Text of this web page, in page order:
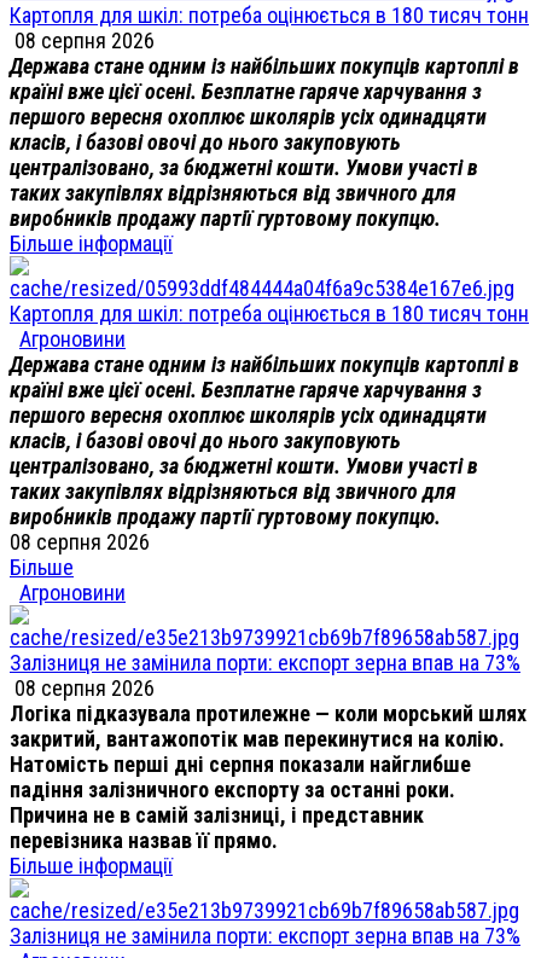
Картопля для шкіл: потреба оцінюється в 180 тисяч тонн
08 серпня 2026
Держава стане одним із найбільших покупців картоплі в
країні вже цієї осені. Безплатне гаряче харчування з
першого вересня охоплює школярів усіх одинадцяти
класів, і базові овочі до нього закуповують
централізовано, за бюджетні кошти. Умови участі в
таких закупівлях відрізняються від звичного для
виробників продажу партії гуртовому покупцю.
Більше інформації
Картопля для шкіл: потреба оцінюється в 180 тисяч тонн
Агроновини
Держава стане одним із найбільших покупців картоплі в
країні вже цієї осені. Безплатне гаряче харчування з
першого вересня охоплює школярів усіх одинадцяти
класів, і базові овочі до нього закуповують
централізовано, за бюджетні кошти. Умови участі в
таких закупівлях відрізняються від звичного для
виробників продажу партії гуртовому покупцю.
08 серпня 2026
Більше
Агроновини
Залізниця не замінила порти: експорт зерна впав на 73%
08 серпня 2026
Логіка підказувала протилежне — коли морський шлях
закритий, вантажопотік мав перекинутися на колію.
Натомість перші дні серпня показали найглибше
падіння залізничного експорту за останні роки.
Причина не в самій залізниці, і представник
перевізника назвав її прямо.
Більше інформації
Залізниця не замінила порти: експорт зерна впав на 73%